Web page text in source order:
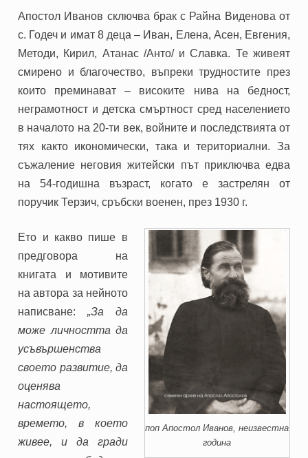
Апостол Иванов сключва брак с Райна Виденова от
с. Годеч и имат 8 деца – Иван, Елена, Асен, Евгения,
Методи, Кирил, Атанас /Анто/ и Славка. Те живеят
смирено и благочество, въпреки трудностите през
които преминават – високите нива на бедност,
неграмотност и детска смъртност сред населението
в началото на 20-ти век, войните и последствията от
тях както икономически, така и териториални. За
съжаление неговия житейски път приключва едва
на 54-годишна възраст, когато е застрелян от
поручик Терзич, сръбски военен, през 1930 г.
поп Апостол Иванов, неизвестна
година
Ето и какво пише в
предговора на
книгата и мотивите
на автора за нейното
написване: „За да
може личността да
усъвършенства
своето развитие, да
оценява
настоящето,
времето, в което
живее, и да гради